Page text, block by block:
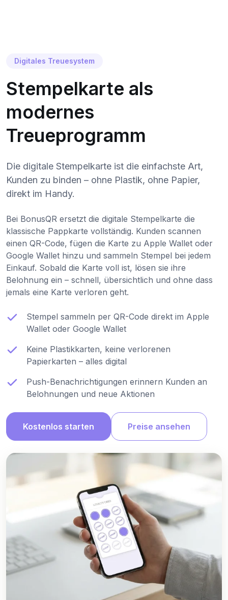
Digitales Treuesystem
Stempelkarte als
modernes
Treueprogramm
Die digitale Stempelkarte ist die einfachste Art,
Kunden zu binden – ohne Plastik, ohne Papier,
direkt im Handy.
Bei BonusQR ersetzt die digitale Stempelkarte die
klassische Pappkarte vollständig. Kunden scannen
einen QR-Code, fügen die Karte zu Apple Wallet oder
Google Wallet hinzu und sammeln Stempel bei jedem
Einkauf. Sobald die Karte voll ist, lösen sie ihre
Belohnung ein – schnell, übersichtlich und ohne dass
jemals eine Karte verloren geht.
Stempel sammeln per QR-Code direkt im Apple
Wallet oder Google Wallet
Keine Plastikkarten, keine verlorenen
Papierkarten – alles digital
Push-Benachrichtigungen erinnern Kunden an
Belohnungen und neue Aktionen
Kostenlos starten Preise ansehen